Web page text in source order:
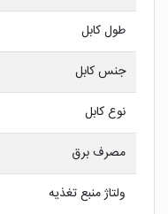
طول کابل
جنس کابل
نوع کابل
مصرف برق
ولتاژ منبع تغذیه